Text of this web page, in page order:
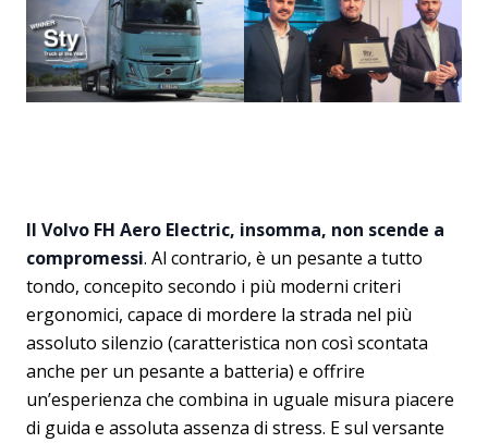
Il Volvo FH Aero Electric, insomma, non scende a
compromessi. Al contrario, è un pesante a tutto
tondo, concepito secondo i più moderni criteri
ergonomici, capace di mordere la strada nel più
assoluto silenzio (caratteristica non così scontata
anche per un pesante a batteria) e offrire
un’esperienza che combina in uguale misura piacere
di guida e assoluta assenza di stress. E sul versante